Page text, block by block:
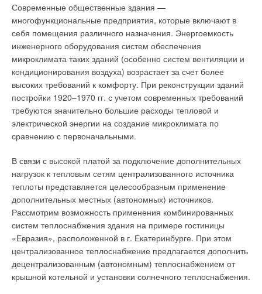
Современные общественные здания —
многофункциональные предприятия, которые включают в
себя помещения различного назначения. Энергоемкость
инженерного оборудования систем обеспечения
микроклимата таких зданий (особенно систем вентиляции и
кондиционирования воздуха) возрастает за счет более
высоких требований к комфорту. При реконструкции зданий
постройки 1920–1970 гг. с учетом современных требований
требуются значительно большие расходы тепловой и
электрической энергии на создание микроклимата по
сравнению с первоначальными.
В связи с высокой платой за подключение дополнительных
нагрузок к тепловым сетям централизованного источника
теплоты представляется целесообразным применение
дополнительных местных (автономных) источников.
Рассмотрим возможность применения комбинированных
систем теплоснабжения здания на примере гостиницы
«Евразия», расположенной в г. Екатеринбурге. При этом
централизованное теплоснабжение предлагается дополнить
децентрализованным (автономным) теплоснабжением от
крышной котельной и установки солнечного теплоснабжения.
Как известно, принцип работы любой сплитсистемы
кондиционирования заключается в переносе теплоты за счет
испарения и конденсации хладагента из помещения в
окружающую среду (режим охлаждения) или из окружающей
среды в помещение (режим обогрева). При этом теплообмен
происходит непосредственно между хладагентом и
обрабатываемым воздухом, никаких промежуточных
теплоносителей не задействовано.
В какой-то мере обычную сплит-систему можно назвать
воздушным тепловым насосом, поскольку при ее работе
кондиционируемым помещением и окружающей средой.
Однако, под воздушными тепловыми насосами все же
обычно понимаются системы, получившие распространение
в последнее время, и в которых передача теплоты
происходит между окружающей средой и промежуточным
теплоносителем (вода).
То есть, в процессе работы такие сплит-системы либо
нагревают, либо охлаждают воду во внутреннем блоке
специальной конструкции. Подготовленная вода затем может
деревянная «столярка» меняется на современные
герметичные окна со стеклопакетами из пластика или
дерева, используются качественные напольные и
отделочные материалы, межкомнатные и входные двери с
плотными притворами и т.д. Как правило, не учитывается тот
факт, что приток свежего воздуха до ремонта обеспечивался
через неплотности притворов и форточки старых
деревянных окон.
Современные окна такую лазейку для свежего воздуха
исключают. Часто разрушается и система механической
ремонта или вовсе демонтируют. Ситуация усугубляется
тем, что в целях экономии к ремонту помещений
привлекаются неквалифицированные бригады без
соответствующей инженерной подготовки.
В результате о вентиляции владельцы офисов вспоминают
уже после окончания ремонта и заселении арендаторов,
которые начинают требовать устранить недостатки: духоту,
конденсат воды на стеклопакетах в зимнее время, плесень и
грибковые повреждения на откосах и стенах. Попытки